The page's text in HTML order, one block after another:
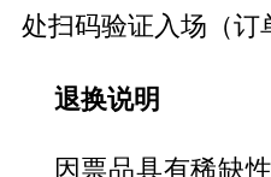
处扫码验证入场（订
退换说明
因票品具有稀缺